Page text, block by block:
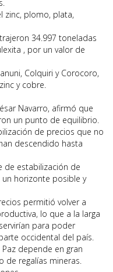
zinc, plomo, plata,
34.997 toneladas
, por un valor de
Colquiri y Corocoro,
y cobre.
Navarro, afirmó que
un punto de equilibrio.
de precios que no
descendido hasta
de estabilización de
horizonte posible y
permitió volver a
lo que a la larga
para poder
occidental del país.
depende en gran
regalías mineras.